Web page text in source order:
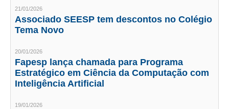
PERSONALIDADES DA TECNOLOGIA
NÚCLEO DA MULHER ENGENHEIRA
TRANSPARÊNCIA
JURÍDICO
21/01/2026
Associado SEESP tem descontos no Colégio
Tema Novo
20/01/2026
Fapesp lança chamada para Programa
Estratégico em Ciência da Computação com
Inteligência Artificial
19/01/2026